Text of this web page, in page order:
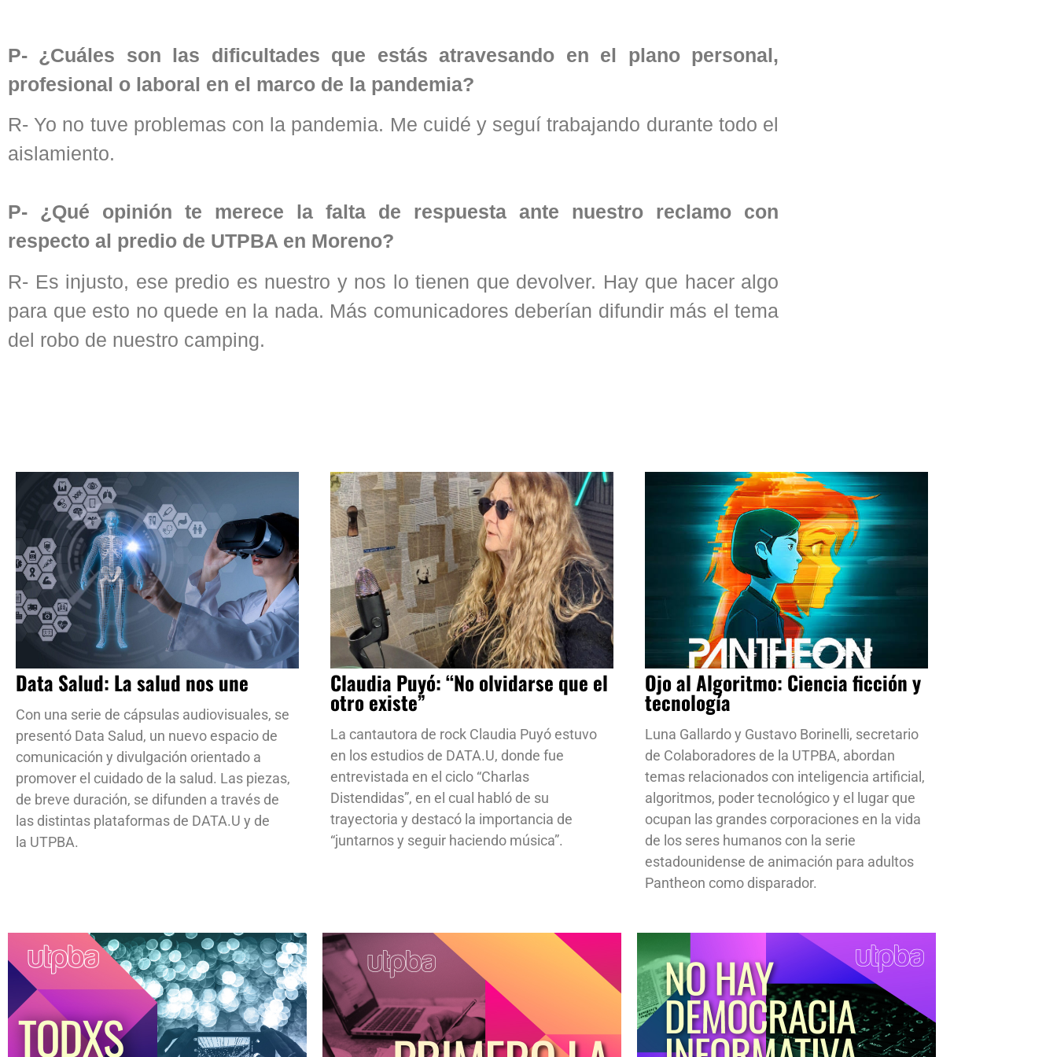
P- ¿Cuáles son las dificultades que estás atravesando en el plano personal,
profesional o laboral en el marco de la pandemia?
R- Yo no tuve problemas con la pandemia. Me cuidé y seguí trabajando durante todo el
aislamiento.
P- ¿Qué opinión te merece la falta de respuesta ante nuestro reclamo con
respecto al predio de UTPBA en Moreno?
R- Es injusto, ese predio es nuestro y nos lo tienen que devolver. Hay que hacer algo
para que esto no quede en la nada. Más comunicadores deberían difundir más el tema
del robo de nuestro camping.
Data Salud: La salud nos une
Con una serie de cápsulas audiovisuales, se
presentó Data Salud, un nuevo espacio de
comunicación y divulgación orientado a
promover el cuidado de la salud. Las piezas,
de breve duración, se difunden a través de
las distintas plataformas de DATA.U y de
la UTPBA.
Claudia Puyó: “No olvidarse que el
otro existe”
La cantautora de rock Claudia Puyó estuvo
en los estudios de DATA.U, donde fue
entrevistada en el ciclo “Charlas
Distendidas”, en el cual habló de su
trayectoria y destacó la importancia de
“juntarnos y seguir haciendo música”.
Ojo al Algoritmo: Ciencia ficción y
tecnología
Luna Gallardo y Gustavo Borinelli, secretario
de Colaboradores de la UTPBA, abordan
temas relacionados con inteligencia artificial,
algoritmos, poder tecnológico y el lugar que
ocupan las grandes corporaciones en la vida
de los seres humanos con la serie
estadounidense de animación para adultos
Pantheon como disparador.